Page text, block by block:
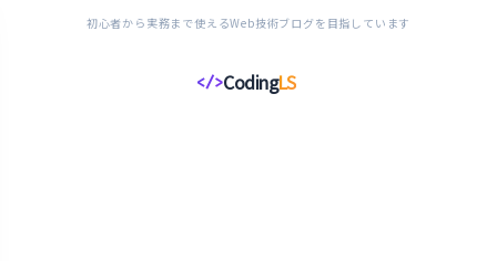
初心者から実務まで使えるWeb技術ブログを目指しています
</>CodingLS
コ